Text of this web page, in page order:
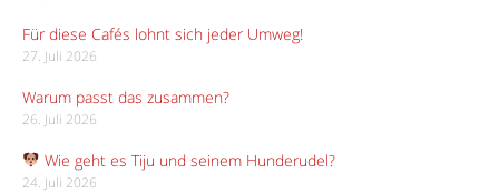
Für diese Cafés lohnt sich jeder Umweg!
27. Juli 2026
Warum passt das zusammen?
26. Juli 2026
Wie geht es Tiju und seinem Hunderudel?
24. Juli 2026